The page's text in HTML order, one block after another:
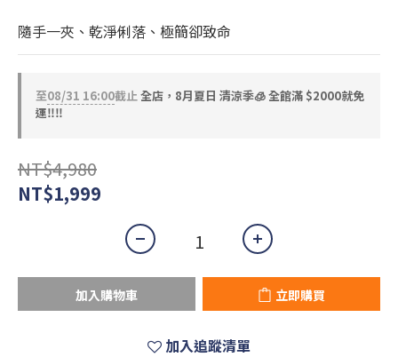
隨手一夾、乾淨俐落、極簡卻致命
至08/31 16:00截止全店，8月夏日 清涼季🧊 全館滿 $2000就免
運‼️‼️
NT$4,980
NT$1,999
加入購物車 立即購買
加入追蹤清單